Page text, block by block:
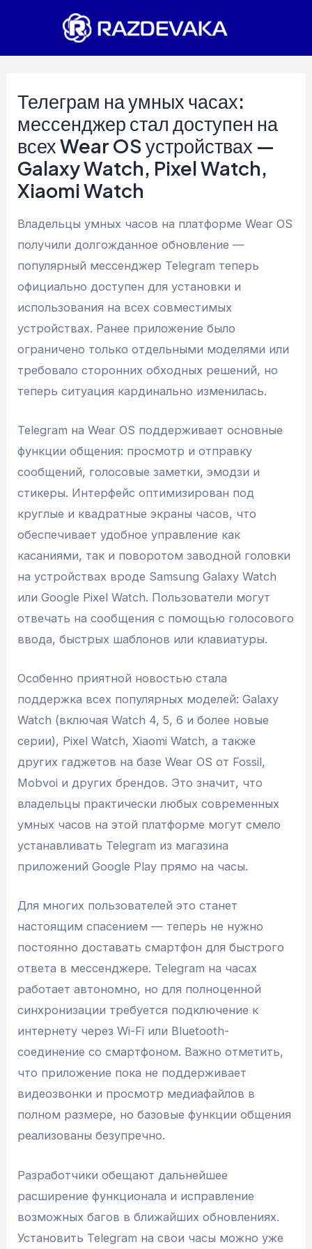
Телеграм на умных часах:
мессенджер стал доступен на
всех Wear OS устройствах —
Galaxy Watch, Pixel Watch,
Xiaomi Watch
Владельцы умных часов на платформе Wear OS
получили долгожданное обновление —
популярный мессенджер Telegram теперь
официально доступен для установки и
использования на всех совместимых
устройствах. Ранее приложение было
ограничено только отдельными моделями или
требовало сторонних обходных решений, но
теперь ситуация кардинально изменилась.
Telegram на Wear OS поддерживает основные
функции общения: просмотр и отправку
сообщений, голосовые заметки, эмодзи и
стикеры. Интерфейс оптимизирован под
круглые и квадратные экраны часов, что
обеспечивает удобное управление как
касаниями, так и поворотом заводной головки
на устройствах вроде Samsung Galaxy Watch
или Google Pixel Watch. Пользователи могут
отвечать на сообщения с помощью голосового
ввода, быстрых шаблонов или клавиатуры.
Особенно приятной новостью стала
поддержка всех популярных моделей: Galaxy
Watch (включая Watch 4, 5, 6 и более новые
серии), Pixel Watch, Xiaomi Watch, а также
других гаджетов на базе Wear OS от Fossil,
Mobvoi и других брендов. Это значит, что
владельцы практически любых современных
умных часов на этой платформе могут смело
устанавливать Telegram из магазина
приложений Google Play прямо на часы.
Для многих пользователей это станет
настоящим спасением — теперь не нужно
постоянно доставать смартфон для быстрого
ответа в мессенджере. Telegram на часах
работает автономно, но для полноценной
синхронизации требуется подключение к
интернету через Wi-Fi или Bluetooth-
соединение со смартфоном. Важно отметить,
что приложение пока не поддерживает
видеозвонки и просмотр медиафайлов в
полном размере, но базовые функции общения
реализованы безупречно.
Разработчики обещают дальнейшее
расширение функционала и исправление
возможных багов в ближайших обновлениях.
Установить Telegram на свои часы можно уже